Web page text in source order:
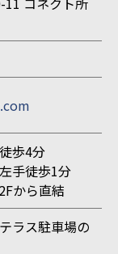
歩4分
手徒歩1分
から直結
ラス駐車場の